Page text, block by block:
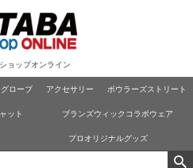
ョップオンライン
グローブ アクセサリー ボウラーズストリート
ット ブランズウィックコラボウェア
プロオリジナルグッズ